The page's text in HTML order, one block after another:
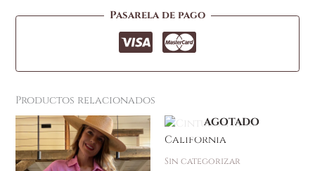
Pasarela de pago
Productos relacionados
AGOTADO
Sin categorizar